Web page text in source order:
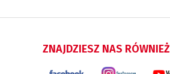
ZNAJDZIESZ NAS RÓWNIEŻ